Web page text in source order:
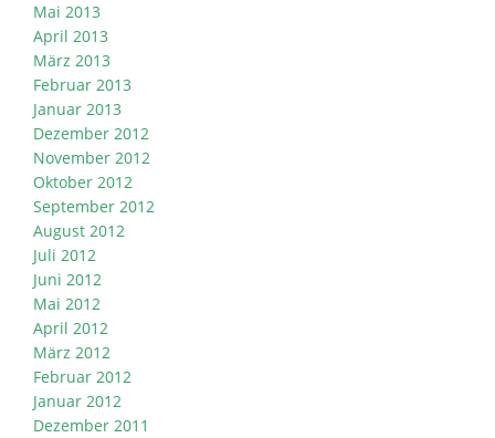
Mai 2013
April 2013
März 2013
Februar 2013
Januar 2013
Dezember 2012
November 2012
Oktober 2012
September 2012
August 2012
Juli 2012
Juni 2012
Mai 2012
April 2012
März 2012
Februar 2012
Januar 2012
Dezember 2011